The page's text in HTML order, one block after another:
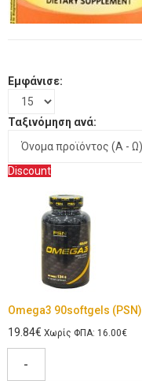
Εμφάνισε:
Ταξινόμηση ανά:
Discount
Omega3 90softgels (PSN)
19.84€ Χωρίς ΦΠΑ: 16.00€
-